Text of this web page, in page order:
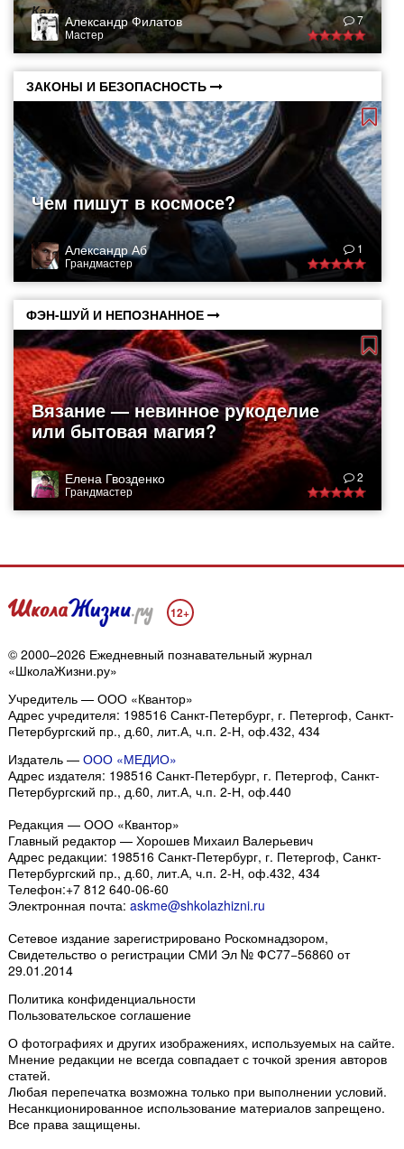
Календарь грибника
Александр Филатов
Мастер
7
ЗАКОНЫ И БЕЗОПАСНОСТЬ
Чем пишут в космосе?
Александр Аб
Грандмастер
1
ФЭН-ШУЙ И НЕПОЗНАННОЕ
Вязание — невинное рукоделие
или бытовая магия?
Елена Гвозденко
Грандмастер
2
12+
© 2000–2026 Ежедневный познавательный журнал
«ШколаЖизни.ру»
Учредитель — ООО «Квантор»
Адрес учредителя: 198516 Санкт-Петербург, г. Петергоф, Санкт-
Петербургский пр., д.60, лит.А, ч.п. 2-Н, оф.432, 434
Издатель — ООО «МЕДИО»
Адрес издателя: 198516 Санкт-Петербург, г. Петергоф, Санкт-
Петербургский пр., д.60, лит.А, ч.п. 2-Н, оф.440
Редакция — ООО «Квантор»
Главный редактор — Хорошев Михаил Валерьевич
Адрес редакции: 198516 Санкт-Петербург, г. Петергоф, Санкт-
Петербургский пр., д.60, лит.А, ч.п. 2-Н, оф.432, 434
Телефон:+7 812 640-06-60
Электронная почта: askme@shkolazhizni.ru
Сетевое издание зарегистрировано Роскомнадзором,
Свидетельство о регистрации СМИ Эл № ФС77−56860 от
29.01.2014
Политика конфиденциальности
Пользовательское соглашение
О фотографиях и других изображениях, используемых на сайте.
Мнение редакции не всегда совпадает с точкой зрения авторов
статей.
Любая перепечатка возможна только при выполнении условий.
Несанкционированное использование материалов запрещено.
Все права защищены.